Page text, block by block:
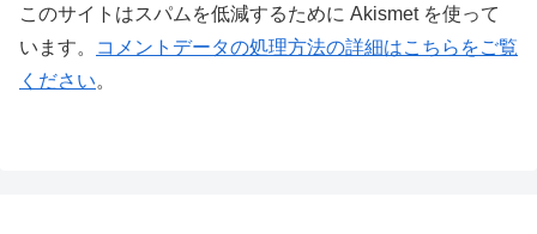
このサイトはスパムを低減するために Akismet を使って
います。
コメントデータの処理方法の詳細はこちらをご覧
ください。